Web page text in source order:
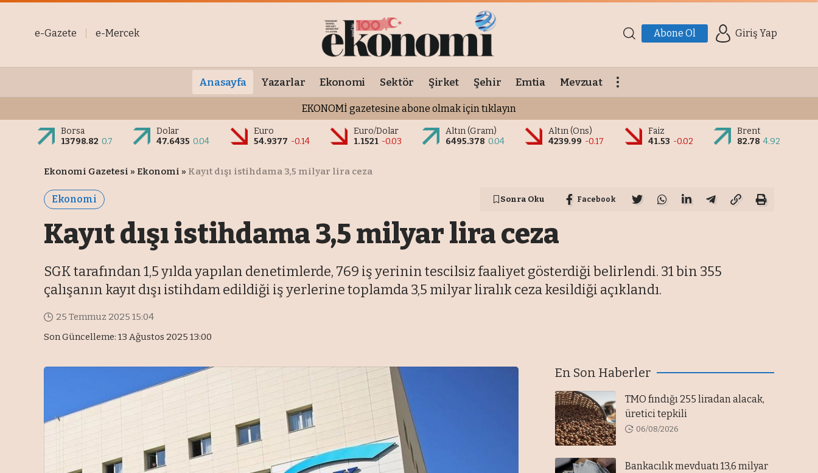
e-Gazete e-Mercek Abone Ol Giriş Yap
Anasayfa Yazarlar Ekonomi Sektör Şirket Şehir Emtia Mevzuat
EKONOMİ gazetesine abone olmak için tıklayın
Borsa
13798.82 0.7
Dolar
47.6435 0.04
Euro
54.9377 -0.14
Euro/Dolar
1.1521 -0.03
Altın (Gram)
6495.378 0.04
Altın (Ons)
4239.99 -0.17
Faiz
41.53 -0.02
Brent
82.78 4.92
Ekonomi Gazetesi » Ekonomi » Kayıt dışı istihdama 3,5 milyar lira ceza
Ekonomi Sonra Oku Facebook
Kayıt dışı istihdama 3,5 milyar lira ceza
SGK tarafından 1,5 yılda yapılan denetimlerde, 769 iş yerinin tescilsiz faaliyet gösterdiği belirlendi. 31 bin 355
çalışanın kayıt dışı istihdam edildiği iş yerlerine toplamda 3,5 milyar liralık ceza kesildiği açıklandı.
Son Güncelleme: 13 Ağustos 2025 13:00
25 Temmuz 2025 15:04
En Son Haberler
TMO fındığı 255 liradan alacak,
üretici tepkili
06/08/2026
Bankacılık mevduatı 13,6 milyar